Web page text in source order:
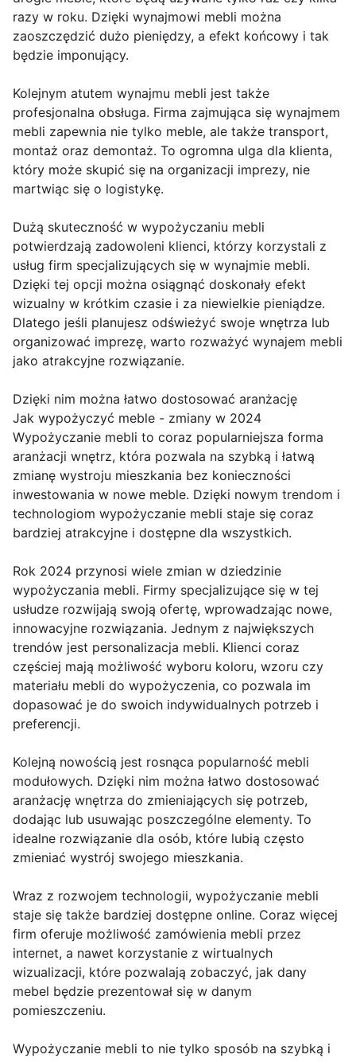
razy w roku. Dzięki wynajmowi mebli można
zaoszczędzić dużo pieniędzy, a efekt końcowy i tak
będzie imponujący.
Kolejnym atutem wynajmu mebli jest także
profesjonalna obsługa. Firma zajmująca się wynajmem
mebli zapewnia nie tylko meble, ale także transport,
montaż oraz demontaż. To ogromna ulga dla klienta,
który może skupić się na organizacji imprezy, nie
martwiąc się o logistykę.
Dużą skuteczność w wypożyczaniu mebli
potwierdzają zadowoleni klienci, którzy korzystali z
usług firm specjalizujących się w wynajmie mebli.
Dzięki tej opcji można osiągnąć doskonały efekt
wizualny w krótkim czasie i za niewielkie pieniądze.
Dlatego jeśli planujesz odświeżyć swoje wnętrza lub
organizować imprezę, warto rozważyć wynajem mebli
jako atrakcyjne rozwiązanie.
Dzięki nim można łatwo dostosować aranżację
Jak wypożyczyć meble - zmiany w 2024
Wypożyczanie mebli to coraz popularniejsza forma
aranżacji wnętrz, która pozwala na szybką i łatwą
zmianę wystroju mieszkania bez konieczności
inwestowania w nowe meble. Dzięki nowym trendom i
technologiom wypożyczanie mebli staje się coraz
bardziej atrakcyjne i dostępne dla wszystkich.
Rok 2024 przynosi wiele zmian w dziedzinie
wypożyczania mebli. Firmy specjalizujące się w tej
usłudze rozwijają swoją ofertę, wprowadzając nowe,
innowacyjne rozwiązania. Jednym z największych
trendów jest personalizacja mebli. Klienci coraz
częściej mają możliwość wyboru koloru, wzoru czy
materiału mebli do wypożyczenia, co pozwala im
dopasować je do swoich indywidualnych potrzeb i
preferencji.
Kolejną nowością jest rosnąca popularność mebli
modułowych. Dzięki nim można łatwo dostosować
aranżację wnętrza do zmieniających się potrzeb,
dodając lub usuwając poszczególne elementy. To
idealne rozwiązanie dla osób, które lubią często
zmieniać wystrój swojego mieszkania.
Wraz z rozwojem technologii, wypożyczanie mebli
staje się także bardziej dostępne online. Coraz więcej
firm oferuje możliwość zamówienia mebli przez
internet, a nawet korzystanie z wirtualnych
wizualizacji, które pozwalają zobaczyć, jak dany
mebel będzie prezentował się w danym
pomieszczeniu.
Wypożyczanie mebli to nie tylko sposób na szybką i